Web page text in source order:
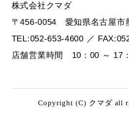
株式会社クマダ
〒456-0054 愛知県名古屋市
TEL:052-653-4600 ／
店舗営業時間 10：00 ～ 17
Copyright (C) クマダ all